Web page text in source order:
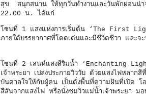
สุข สนุกสนาน ให้ทุกวันทำงานและวันพักผ่อนน่า
22.00 น. ได้แก่
โซนที่ 1 แสงแห่งการเริ่มต้น ‘The First
ภายใต้บรรยากาศที่โดดเด่นและมีชีวิตชีวา และจ
โซนที่ 2 เสน่ห์แสงสีริมน้ำ ‘Enchanting
เจ้าพระยา เปล่งประกายวิววับ ด้วยแสงไฟหลาก
บันดาลใจให้กับผู้คน เป็นดั่งพื้นที่ความฝันที่เปิด โ
สีสันจากแสงไฟ หรือนั่งชมวิวแม่น้ำเจ้าพระยา ม